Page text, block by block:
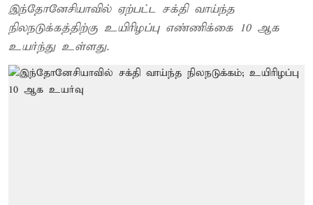
இந்தோனேசியாவில் ஏற்பட்ட சக்தி வாய்ந்த
நிலநடுக்கத்திற்கு உயிரிழப்பு எண்ணிக்கை 10 ஆக
உயர்ந்து உள்ளது.